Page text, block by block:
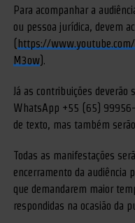
Para acompanhar a
ou pessoa jurídica, devem
https://
M3ow).
Já as contribuições
WhatsApp +55 (65)
de texto, mas também
Todas as manifestações
encerramento da audiência
que demandarem maior
respondidas na ocasião da